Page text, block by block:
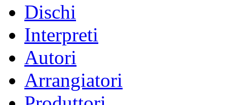
Dischi
Interpreti
Autori
Arrangiatori